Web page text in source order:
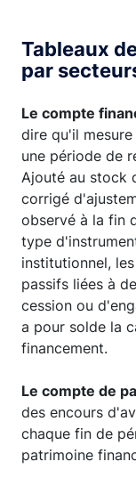
Tableaux
par
Le compte
dire qu'il
une période de
Ajouté au stock
corrigé
observé à la fin
type
institutionnel,
passifs liées à
cession ou
a pour solde la
financement.
Le compte de
des encours
chaque fin de
patrimoine